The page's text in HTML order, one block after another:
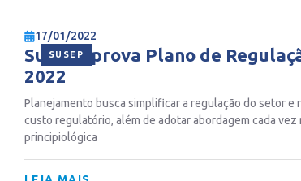
SUSEP
17/01/2022
Susep aprova Plano de
2022
Planejamento busca simplificar a regulação do setor e
custo regulatório, além de adotar abordagem cada vez
principiológica